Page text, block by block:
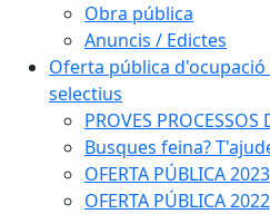
Obra pública
Anuncis / Edictes
Oferta pública
selectius
PROVES PROCESSOS
Busques feina?
OFERTA PÚBLICA 2023
OFERTA PÚBLICA 2022